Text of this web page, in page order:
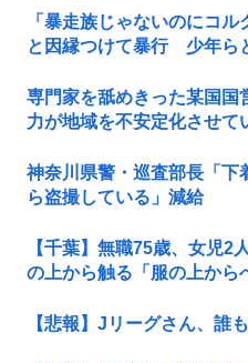
「暴走族じゃないのにコル
と因縁つけて暴行 少年ら
専門家を舐めきった某国国
力が地域を不安定化させて
神奈川県警・巡査部長「
ら盗撮している」減給
【千葉】無職75歳、女児2
の上から触る「服の上から
【悲報】Jリーグさん、誰